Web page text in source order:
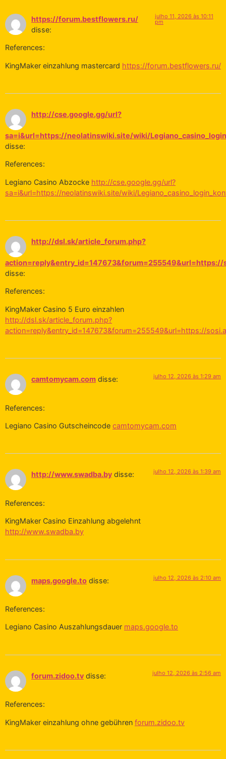
https://forum.bestflowers.ru/
disse:
julho 11, 2026 às 10:11
pm
References:
KingMaker einzahlung mastercard https://forum.bestflowers.ru/
http://cse.google.gg/url?
sa=i&url=https://neolatinswiki.site/wiki/
disse:
References:
Legiano Casino Abzocke http://cse.google.gg/url?
sa=i&url=https://neolatinswiki.site/wiki/
http://dsl.sk/article_forum.php?
action=reply&entry_id=147673&forum=255549&url=https://
disse:
References:
KingMaker Casino 5 Euro einzahlen
http://dsl.sk/article_forum.php?
action=reply&entry_id=147673&forum=255549&url=https://
camtomycam.com disse: julho 12, 2026 às 1:29 am
References:
Legiano Casino Gutscheincode camtomycam.com
http://www.swadba.by disse: julho 12, 2026 às 1:39 am
References:
KingMaker Casino Einzahlung abgelehnt
http://www.swadba.by
maps.google.to disse: julho 12, 2026 às 2:10 am
References:
Legiano Casino Auszahlungsdauer maps.google.to
forum.zidoo.tv disse: julho 12, 2026 às 2:56 am
References:
KingMaker einzahlung ohne gebühren forum.zidoo.tv